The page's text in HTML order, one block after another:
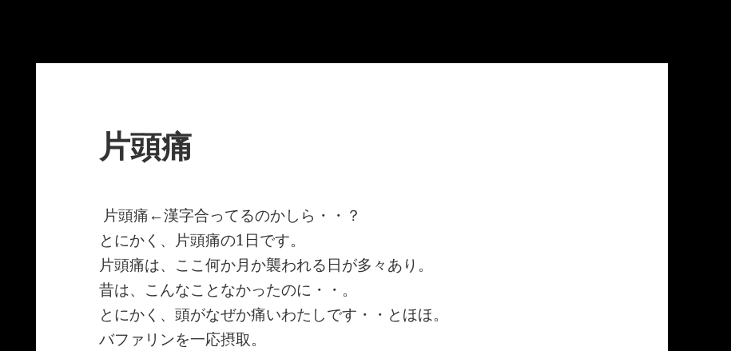
片頭痛
片頭痛←漢字合ってるのかしら・・？
とにかく、片頭痛の1日です。
片頭痛は、ここ何か月か襲われる日が多々あり。
昔は、こんなことなかったのに・・。
とにかく、頭がなぜか痛いわたしです・・とほほ。
バファリンを一応摂取。